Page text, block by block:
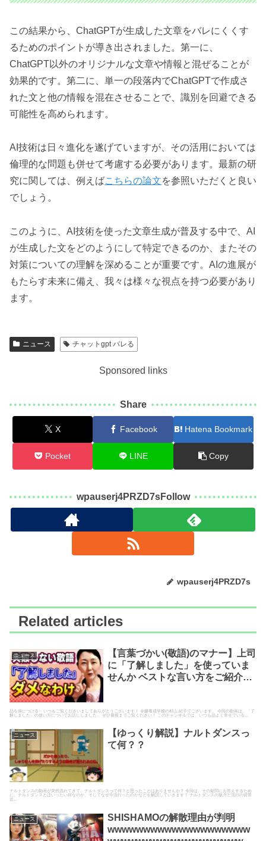
この結果から、ChatGPTが生成した文章をバレにくくす
るためのポイントが導き出されました。第一に、
ChatGPT以外のオリジナルな文章や情報と混ぜることが
効果的です。第二に、単一の段落内でChatGPTで作成さ
れた文と他の情報を混在させることで、識別を回避できる
可能性を高められます。
AI技術は日々進化を遂げていますが、その活用においては
倫理的な問題も併せて考慮する必要があります。最新の研
究に関しては、例えばこちらの論文を参照いただくと良い
でしょう。
このように、AI技術を使った文章生成が普及する中で、AI
が生成した文をどのようにして特定できるのか、またその
対策についての理解を深めることが重要です。AIの進展が
もたらす未来に備え、我々は様々な視点を持つ必要があり
ます。
ニュース チャットgpt バレる
Sponsored links
Share
X Facebook Hatena Bookmark
Pocket LINE Copy
wpauserj4PRZD7sFollow
wpauserj4PRZD7s
Related articles
ニュース
【言葉づかい(敬語)のマナー】上司
に「了解しました」を使っていま
せんか ベストな言い方をご紹介し
品を身につける✨ いつもご覧くださいましてありがとうございます！ 令嬢養成学校の村山.紀子でございます。 今回の動画は、「了
解しました」の使い方についてお話ししました。 ぜひ最後までご覧ください！ このチャンネルでは、いつも品よく幸せでいる...
ニュース
【ゆっくり解説】ナルトダンスっ
て何？？
ナルトダンスの動画が突然流れてきて、ナルトダンスって何？と思ったことはありませんか？ 今回は、その疑問にお答えするため
に、ナルトダンスとはいったい何なのか、そしてなぜ今流行ったのかなどを解説していきます！ ナルトダンスの魅力と流行の背景
近...
ニュース
SHISHAMOの解散理由が判明
wwwwwwwwwwwwwwwwwwww